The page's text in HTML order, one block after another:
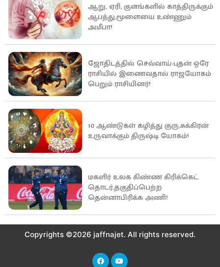
ஆறு, ஏரி, குளங்களில் காத்திருக்கும்
ஆபத்து,மூளையை உண்ணும்
அமீபா!
ஜோதிடத்தில் செவ்வாய்-புதன் ஒரே
ராசியில் இணைவதால் ராஜயோகம்
பெறும் ராசியினர்!
10 ஆண்டுகள் கழித்து குரு,சுக்கிரன்
உருவாக்கும் திருஷ்டி யோகம்!
மகளிர் உலக கிண்ண கிரிக்கெட்
தொடர்,தகுதிப்பெற்ற
தென்னாபிரிக்க அணி!
Copyrights ©2026 jaffnajet. All rights reserved.